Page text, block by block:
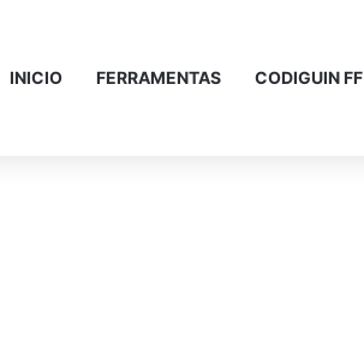
INICIO FERRAMENTAS CODIGUIN FF